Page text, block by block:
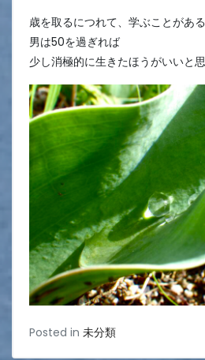
歳を取るにつれて、学ぶことがある
男は50を過ぎれば
少し消極的に生きたほうがいいと
Posted in 未分類